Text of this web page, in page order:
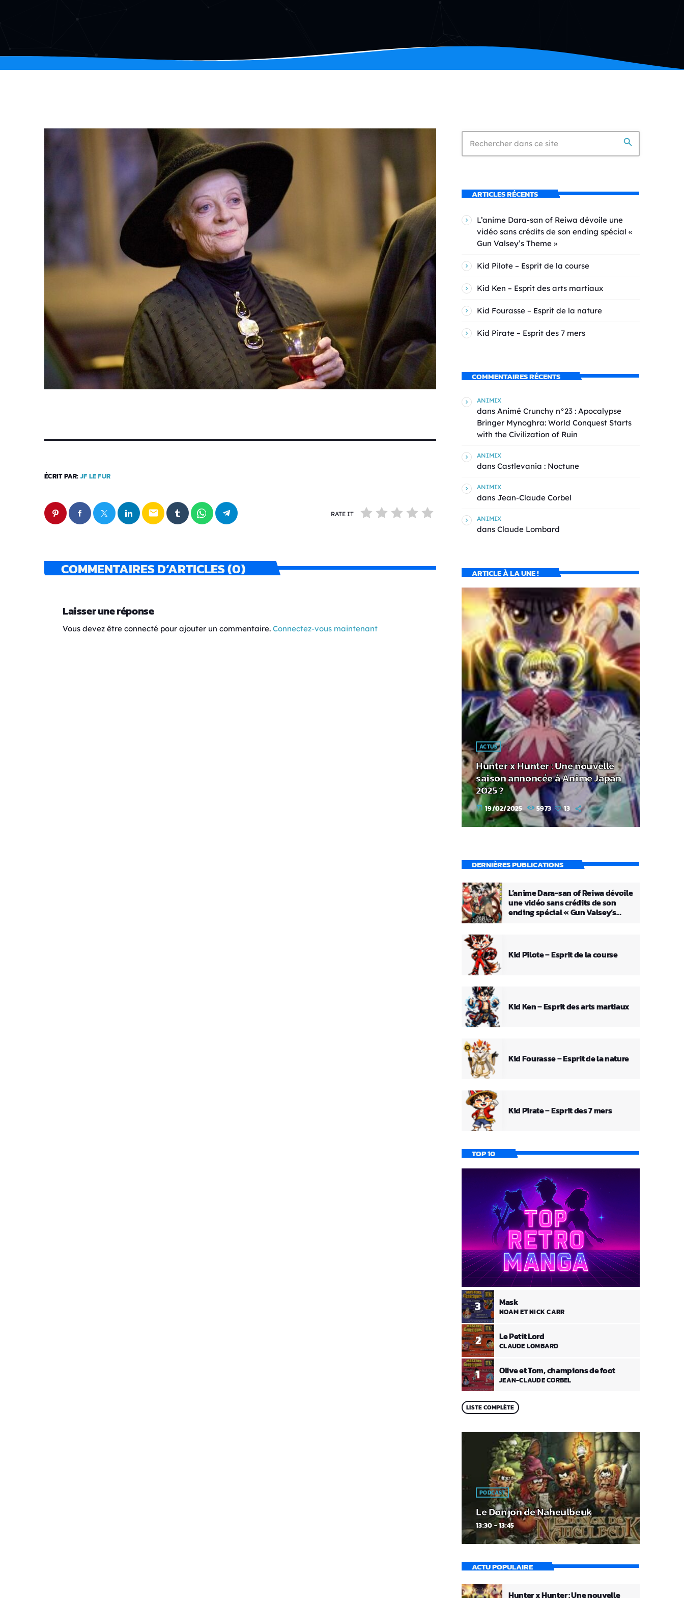
ÉCRIT PAR: JF LE FUR
email RATE IT
COMMENTAIRES D’ARTICLES (0)
Laisser une réponse
Vous devez être connecté pour ajouter un commentaire. Connectez-vous maintenant
search
ARTICLES RÉCENTS
L’anime Dara-san of Reiwa dévoile une
vidéo sans crédits de son ending spécial «
Gun Valsey’s Theme »
Kid Pilote – Esprit de la course
Kid Ken – Esprit des arts martiaux
Kid Fourasse – Esprit de la nature
Kid Pirate – Esprit des 7 mers
COMMENTAIRES RÉCENTS
ANIMIX
dans Animé Crunchy n°23 : Apocalypse
Bringer Mynoghra: World Conquest Starts
with the Civilization of Ruin
ANIMIX
dans Castlevania : Noctune
ANIMIX
dans Jean-Claude Corbel
ANIMIX
dans Claude Lombard
ARTICLE À LA UNE !
ACTUS
Hunter x Hunter : Une nouvelle
saison annoncée à Anime Japan
2025 ?
today 19/02/2025 5973 13
DERNIÈRES PUBLICATIONS
L’anime Dara-san of Reiwa dévoile
une vidéo sans crédits de son
ending spécial « Gun Valsey’s
Kid Pilote – Esprit de la course
Kid Ken – Esprit des arts martiaux
Kid Fourasse – Esprit de la nature
Kid Pirate – Esprit des 7 mers
TOP 10
1 Olive et Tom, champions de foot
JEAN-CLAUDE CORBEL
2 Le Petit Lord
CLAUDE LOMBARD
3 Mask
NOAM ET NICK CARR
LISTE COMPLÈTE
PODCAST
Le Donjon de Naheulbeuk
13:30 - 13:45
ACTU POPULAIRE
Hunter x Hunter : Une nouvelle